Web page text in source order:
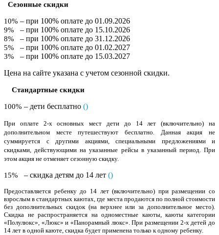
Сезонные скидки
10% – при 100% оплате до 01.09.2026
9% – при 100% оплате до 15.10.2026
8% – при 100% оплате до 31.12.2026
5% – при 100% оплате до 01.02.2027
3%
– при 100% оплате до 15.03.2027
Цена на сайте указана с учетом сезонной скидки.
Стандартные скидки
100% – дети бесплатно ()
При оплате 2-х основных мест дети до 14 лет (включительно) на
дополнительном месте путешествуют бесплатно. Данная акция не
суммируется с другими акциями, специальными предложениями и
скидками, действующими на указанные рейсы в указанный период. При
этом акция не отменяет сезонную скидку.
15% – скидка детям до 14 лет ()
Предоставляется ребенку до 14 лет (включительно) при размещении со
взрослым в стандартных каютах, где места продаются по полной стоимости
без дополнительных скидок (на верхнее или за дополнительное место).
Скидка не распространяется на одноместные каюты, каюты категории
«Полулюкс», «Люкс» и «Панорамный люкс». При размещении 2-х детей до
14 лет в одной каюте, скидка будет применена только к одному ребенку.